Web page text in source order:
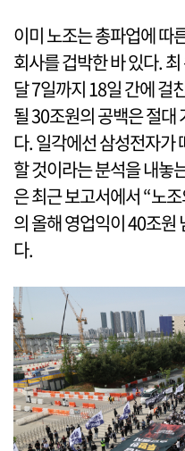
이미 노조는 총파업에 따
회사를 겁박한 바 있다.
달 7일까지 18일 간에 걸
될 30조원의 공백은 절대
다. 일각에선 삼성전자가
할 것이라는 분석을 내놓
은 최근 보고서에서 “노
의 올해 영업익이 40조원
다.